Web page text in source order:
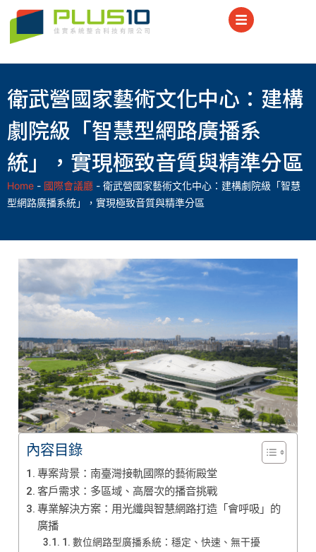
衛武營國家藝術文化中心：建構
劇院級「智慧型網路廣播系
統」，實現極致音質與精準分區
Home - 國際會議廳 - 衛武營國家藝術文化中心：建構劇院級「智慧
型網路廣播系統」，實現極致音質與精準分區
內容目錄
專案背景：南臺灣接軌國際的藝術殿堂
客戶需求：多區域、高層次的播音挑戰
專業解決方案：用光纖與智慧網路打造「會呼吸」的
廣播
1. 數位網路型廣播系統：穩定、快速、無干擾